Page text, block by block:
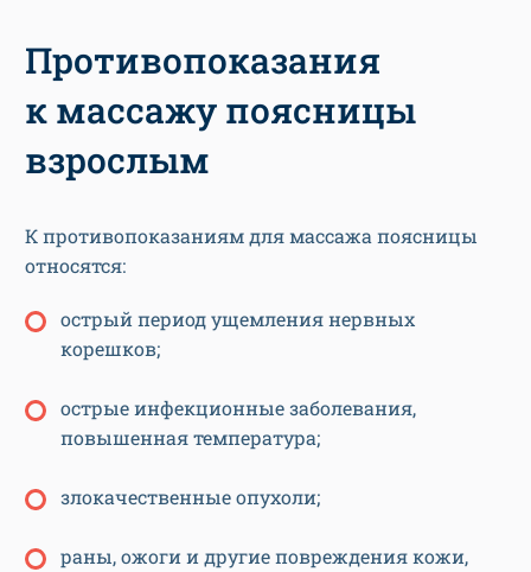
Противопоказания
к массажу поясницы
взрослым
К противопоказаниям для массажа поясницы
относятся:
острый период ущемления нервных
корешков;
острые инфекционные заболевания,
повышенная температура;
злокачественные опухоли;
раны, ожоги и другие повреждения кожи,